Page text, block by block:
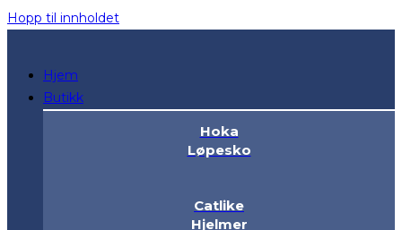
Hopp til innholdet
Hjem
Butikk
Hoka
Løpesko
Catlike
Hjelmer